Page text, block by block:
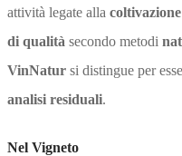
attività legate alla
di qualità secondo metodi
VinNatur si distingue per
analisi residuali.
Nel Vigneto